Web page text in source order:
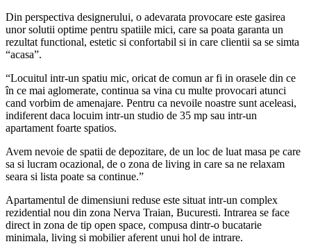
Din perspectiva designerului, o adevarata provocare este gasirea
unor solutii optime pentru spatiile mici, care sa poata garanta un
rezultat functional, estetic si confortabil si in care clientii sa se simta
“acasa”.
“Locuitul intr-un spatiu mic, oricat de comun ar fi in orasele din ce
în ce mai aglomerate, continua sa vina cu multe provocari atunci
cand vorbim de amenajare. Pentru ca nevoile noastre sunt aceleasi,
indiferent daca locuim intr-un studio de 35 mp sau intr-un
apartament foarte spatios.
Avem nevoie de spatii de depozitare, de un loc de luat masa pe care
sa si lucram ocazional, de o zona de living in care sa ne relaxam
seara si lista poate sa continue.”
Apartamentul de dimensiuni reduse este situat intr-un complex
rezidential nou din zona Nerva Traian, Bucuresti. Intrarea se face
direct in zona de tip open space, compusa dintr-o bucatarie
minimala, living si mobilier aferent unui hol de intrare.